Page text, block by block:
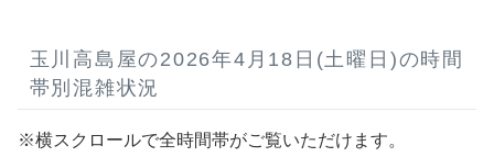
玉川高島屋の2026年4月18日(土曜日)の時間
帯別混雑状況
※横スクロールで全時間帯がご覧いただけます。